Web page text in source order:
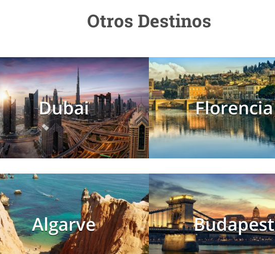
Otros Destinos
Dubai Florencia
Algarve Budapest